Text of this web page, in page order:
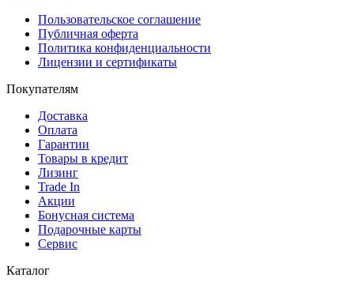
Пользовательское соглашение
Публичная оферта
Политика конфиденциальности
Лицензии и сертификаты
Покупателям
Доставка
Оплата
Гарантии
Товары в кредит
Лизинг
Trade In
Акции
Бонусная система
Подарочные карты
Сервис
Каталог